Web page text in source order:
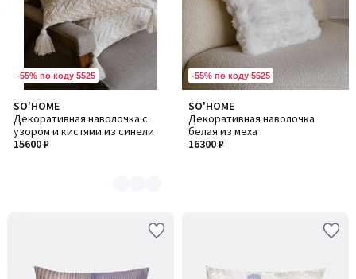
-55% по коду 5525
SO'HOME
Декоративная наволочка с
узором и кистями из синели
15600 ₽
Количество
цветов:
3
-55% по коду 5525
SO'HOME
Декоративная наволочка
белая из меха
16300 ₽